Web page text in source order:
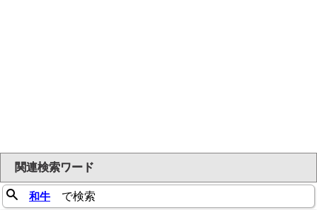
関連検索ワード
和牛 で検索